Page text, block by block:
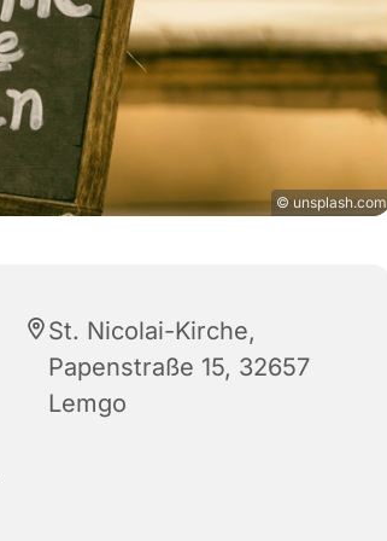
© unsplash.com
St. Nicolai-Kirche,
Papenstraße 15, 32657
Lemgo